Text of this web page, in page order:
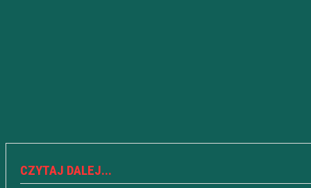
CZYTAJ DALEJ...